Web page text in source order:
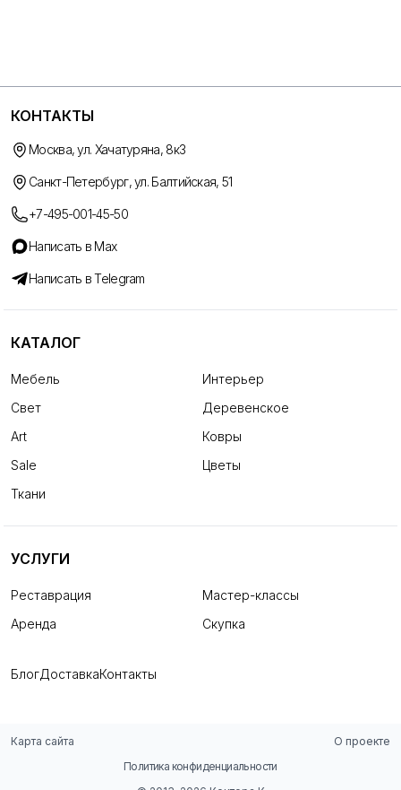
КОНТАКТЫ
Москва, ул. Хачатуряна, 8к3
Санкт-Петербург, ул. Балтийская, 51
+7-495-001-45-50
Написать в Max
Написать в Telegram
КАТАЛОГ
Мебель
Интерьер
Свет
Деревенское
Art
Ковры
Sale
Цветы
Ткани
УСЛУГИ
Реставрация
Мастер-классы
Аренда
Скупка
БлогДоставкаКонтакты
Карта сайта
О проекте
Политика конфиденциальности